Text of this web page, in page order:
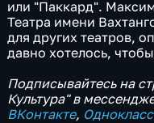
или "Паккард".
Театра имени
для других театров,
давно хотелось,
Подписывайтесь на
Культура" в
ВКонтакте,